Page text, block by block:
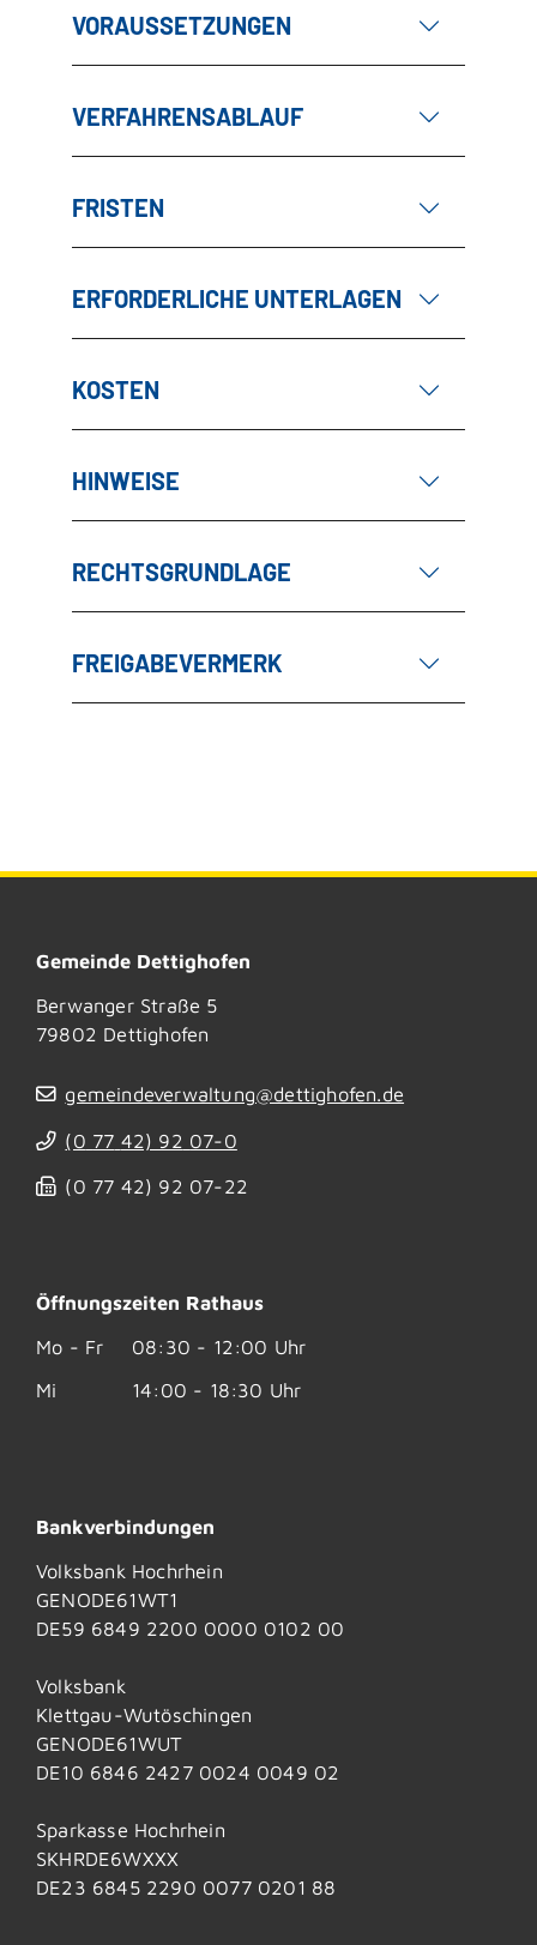
VORAUSSETZUNGEN
VERFAHRENSABLAUF
FRISTEN
ERFORDERLICHE UNTERLAGEN
KOSTEN
HINWEISE
RECHTSGRUNDLAGE
FREIGABEVERMERK
Gemeinde Dettighofen
Berwanger Straße 5
79802 Dettighofen
gemeindeverwaltung@dettighofen.de
(0 77 42) 92 07-0
(0 77 42) 92 07-22
Öffnungszeiten Rathaus
Mo - Fr
08:30 - 12:00 Uhr
Mi
14:00 - 18:30 Uhr
Bankverbindungen
Volksbank Hochrhein
GENODE61WT1
DE59 6849 2200 0000 0102 00
Volksbank
Klettgau-Wutöschingen
GENODE61WUT
DE10 6846 2427 0024 0049 02
Sparkasse Hochrhein
SKHRDE6WXXX
DE23 6845 2290 0077 0201 88